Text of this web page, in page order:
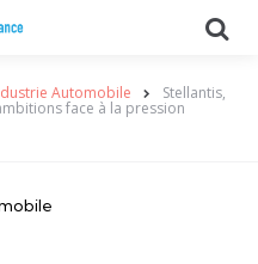
Automobile Stellantis,
face à la pression